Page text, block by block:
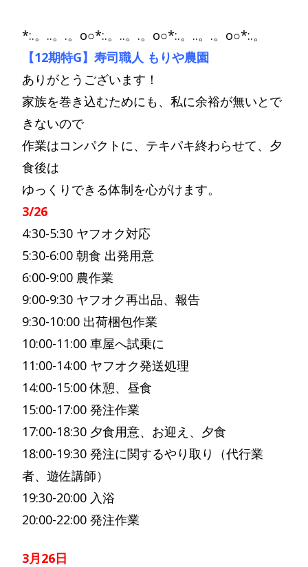
*:.。..。.。o○*:.。..。.。o○*:.。..。.。o○*:.。
【12期特G】寿司職人 もりや農園
ありがとうございます！
家族を巻き込むためにも、私に余裕が無いとで
きないので
作業はコンパクトに、テキパキ終わらせて、夕
食後は
ゆっくりできる体制を心がけます。
3/26
4:30-5:30 ヤフオク対応
5:30-6:00 朝食 出発用意
6:00-9:00 農作業
9:00-9:30 ヤフオク再出品、報告
9:30-10:00 出荷梱包作業
10:00-11:00 車屋へ試乗に
11:00-14:00 ヤフオク発送処理
14:00-15:00 休憩、昼食
15:00-17:00 発注作業
17:00-18:30 夕食用意、お迎え、夕食
18:00-19:30 発注に関するやり取り（代行業
者、遊佐講師）
19:30-20:00 入浴
20:00-22:00 発注作業
3月26日